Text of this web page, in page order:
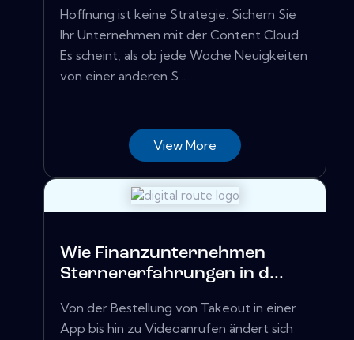
Hoffnung ist keine Strategie: Sichern Sie
Ihr Unternehmen mit der Content Cloud
Es scheint, als ob jede Woche Neuigkeiten
von einer anderen S...
View More
Wie Finanzunternehmen
Sternererfahrungen in d...
Von der Bestellung von Takeout in einer
App bis hin zu Videoanrufen ändert sich